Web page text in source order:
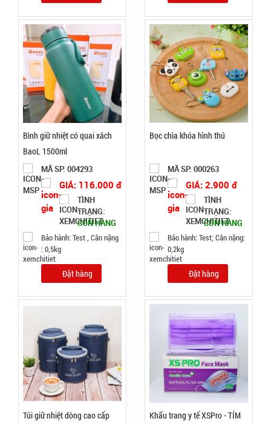
CÒN HÀNG
Bảo
hành:
Test;
Cân nặng:
0,3kg
Đặt
hàng
Dụng cụ lò
xo Tummy
Trimmer
MÃ
SP:
20.000 đ
TRẠNG:
CÒN HÀNG
Bảo
hành:
Bình giữ nhiệt có quai xách
BaoL 1500ml
MÃ SP: 004293
GIÁ: 116.000 đ
TÌNH
TRẠNG:
CÒN HÀNG
Bảo hành: Test , Cân nặng
: 0,5kg
Đặt hàng
Bọc chìa khóa hình thú
MÃ SP: 000263
GIÁ: 2.900 đ
TÌNH
TRẠNG:
CÒN HÀNG
Bảo hành: Test; Cân nặng:
0,2kg
Đặt hàng
Túi giữ nhiệt dòng cao cấp
Khẩu trang y tế XSPro - TÍM